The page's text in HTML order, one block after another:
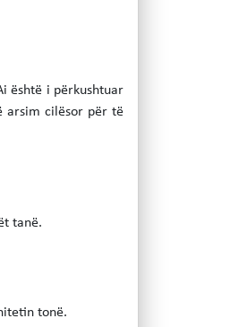
është i përkushtuar
arsim cilësor për të
tanë.
tonë.